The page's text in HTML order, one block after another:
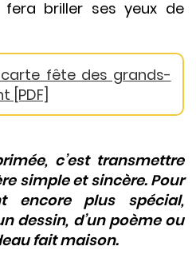
briller ses yeux de
fête des grands-
[PDF]
c’est transmettre
simple et sincère. Pour
encore plus spécial,
dessin, d’un poème ou
fait maison.